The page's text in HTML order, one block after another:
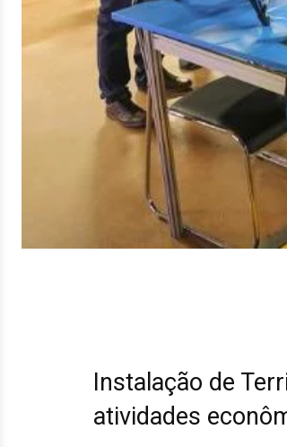
Instalação de
atividades